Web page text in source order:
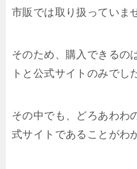
市販では取り扱っていま
そのため、購入できるの
トと公式サイトのみでし
その中でも、どろあわわ
式サイトであることがわ